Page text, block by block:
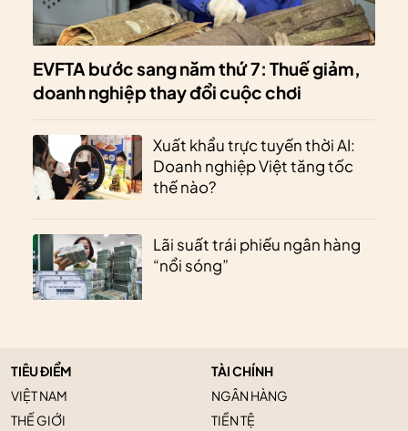
EVFTA bước sang năm thứ 7: Thuế giảm,
doanh nghiệp thay đổi cuộc chơi
Xuất khẩu trực tuyến thời AI:
Doanh nghiệp Việt tăng tốc
thế nào?
Lãi suất trái phiếu ngân hàng
“nổi sóng”
TIÊU ĐIỂM
VIỆT NAM
THẾ GIỚI
TÀI CHÍNH
NGÂN HÀNG
TIỀN TỆ